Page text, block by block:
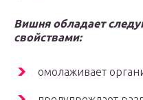
Вишня обладает
свойствами:
омолаживает